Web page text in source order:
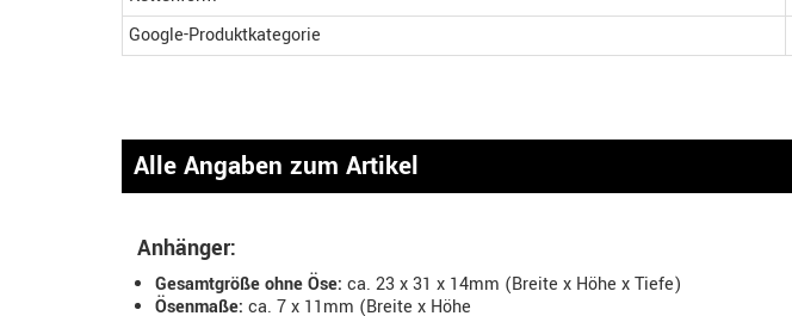
Google-Produktkategorie
Alle Angaben zum Artikel
Anhänger:
Gesamtgröße ohne Öse: ca. 23 x 31 x 14mm (Breite x Höhe x Tiefe)
Ösenmaße: ca. 7 x 11mm (Breite x Höhe